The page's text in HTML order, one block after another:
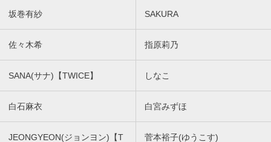
坂巻有紗 SAKURA
佐々木希 指原莉乃
SANA(サナ)【TWICE】 しなこ
白石麻衣 白宮みずほ
JEONGYEON(ジョンヨン)【T
菅本裕子(ゆうこす)